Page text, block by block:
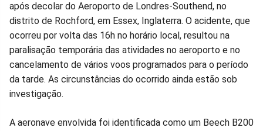
no
Facebook
no
Whatsapp
no
Twitter
no
Messenger
no
Telegram
no
Gettr
após decolar do Aeroporto de Londres-Southend, no
distrito de Rochford, em Essex, Inglaterra. O acidente, que
ocorreu por volta das 16h no horário local, resultou na
paralisação temporária das atividades no aeroporto e no
cancelamento de vários voos programados para o período
da tarde. As circunstâncias do ocorrido ainda estão sob
investigação.
A aeronave envolvida foi identificada como um Beech B200